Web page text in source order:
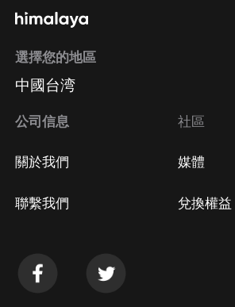
選擇您的地區
中國台湾
公司信息
關於我們
聯繫我們
社區
媒體
兌換權益